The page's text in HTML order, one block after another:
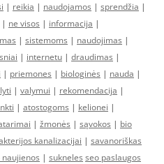
| reikia | naudojamos | sprendžia |
| ne visos | informacija |
| sistemoms | naudojimas |
| internetu | draudimas |
| priemones | biologinės | nauda |
| valymui | rekomendacija |
| atostogoms | kelionei |
| žmonės | sąvokos | bio
kanalizacijai | savanoriškas
| sukneles seo paslaugos